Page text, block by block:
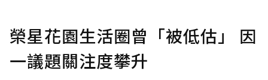
榮星花園生活圈曾「被低估」 因
一議題關注度攀升